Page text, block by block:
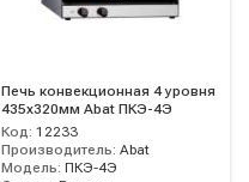
Печь конвекционная 4 уровня
435х320мм Abat ПКЭ-4Э
Код: 12233
Производитель: Abat
Модель: ПКЭ-4Э